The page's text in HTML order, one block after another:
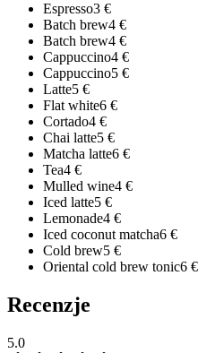
Espresso3 €
Batch brew4 €
Batch brew4 €
Cappuccino4 €
Cappuccino5 €
Latte5 €
Flat white6 €
Cortado4 €
Chai latte5 €
Matcha latte6 €
Tea4 €
Mulled wine4 €
Iced latte5 €
Lemonade4 €
Iced coconut matcha6 €
Cold brew5 €
Oriental cold brew tonic6 €
Recenzje
5.0